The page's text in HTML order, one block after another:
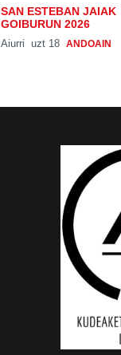
SAN ESTEBAN JAIAK
GOIBURUN 2026
Aiurri uzt 18 ANDOAIN